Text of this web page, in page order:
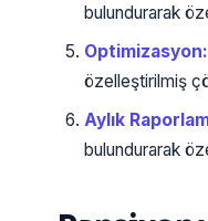
bulundurarak
Optimizasyon:
özelleştirilmiş
Aylık
bulundurarak